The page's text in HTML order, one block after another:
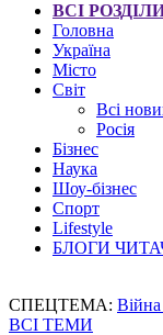
ВСІ
Головна
Україна
Місто
Світ
Всі
Росія
Бізнес
Наука
Шоу-бізнес
Спорт
Lifestyle
БЛОГИ
СПЕЦТЕМА: Війна
ВСІ ТЕМИ